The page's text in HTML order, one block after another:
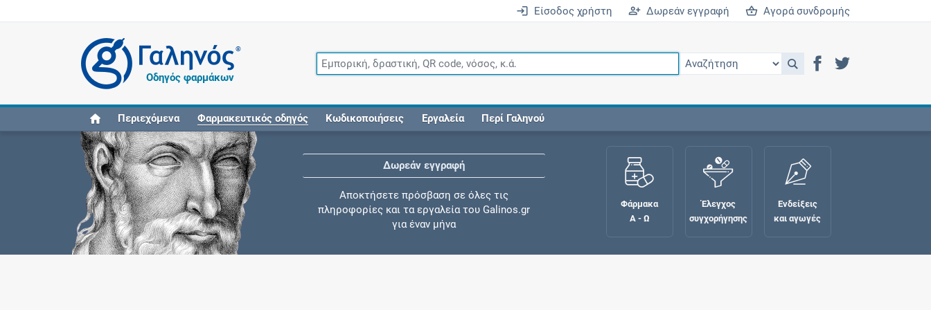
Είσοδος χρήστη Δωρεάν εγγραφή Αγορά συνδρομής
®
Οδηγός φαρμάκων
Περιεχόμενα Φαρμακευτικός οδηγός Κωδικοποιήσεις Εργαλεία Περί Γαληνού
Δωρεάν εγγραφή
Αποκτήσετε πρόσβαση σε όλες τις
πληροφορίες και τα εργαλεία του Galinos.gr
για έναν μήνα
Φάρμακα
Α - Ω
Έλεγχος
συγχορήγησης
Ενδείξεις
και αγωγές